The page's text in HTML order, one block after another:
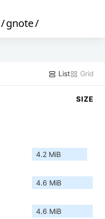
/gnote/
List Grid
SIZE
4.2 MiB
4.6 MiB
4.6 MiB